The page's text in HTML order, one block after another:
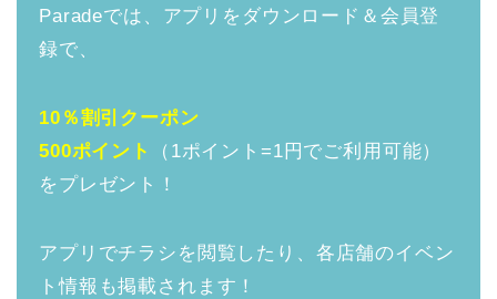
Paradeでは、アプリをダウンロード＆会員登
録で、
10％割引クーポン
500ポイント
（1ポイント=1円でご利用可能）
をプレゼント！
アプリでチラシを閲覧したり、各店舗のイベン
ト情報も掲載されます！